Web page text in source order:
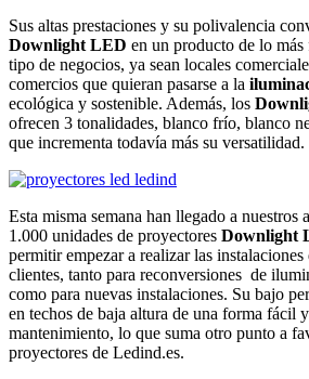
Sus altas prestaciones y su polivalencia
Downlight LED en un producto de lo
tipo de negocios, ya sean locales
comercios que quieran pasarse a la
ecológica y sostenible. Además, los
ofrecen 3 tonalidades, blanco frío, blanco
que incrementa todavía más su versatilidad.
Esta misma semana han llegado a nuestros
1.000 unidades de proyectores Downlight
permitir empezar a realizar las
clientes, tanto para reconversiones de
como para nuevas instalaciones. Su bajo
en techos de baja altura de una forma fácil
mantenimiento, lo que suma otro punto a
proyectores de Ledind.es.